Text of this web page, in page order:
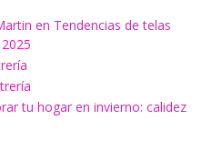
en Tendencias de telas
tu hogar en invierno: calidez